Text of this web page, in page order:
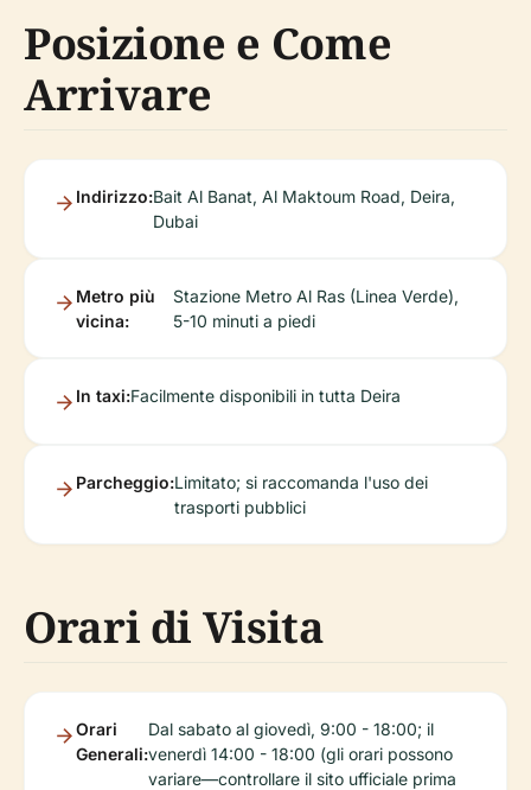
Posizione e Come
Arrivare
Indirizzo:Bait Al Banat, Al Maktoum Road, Deira,
Dubai
Metro più
vicina:
Stazione Metro Al Ras (Linea Verde),
5-10 minuti a piedi
In taxi:Facilmente disponibili in tutta Deira
Parcheggio:Limitato; si raccomanda l'uso dei
trasporti pubblici
Orari di Visita
Orari
Generali:
Dal sabato al giovedì, 9:00 - 18:00; il
venerdì 14:00 - 18:00 (gli orari possono
variare—controllare il sito ufficiale prima